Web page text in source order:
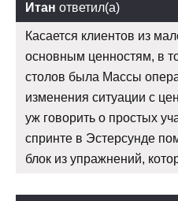
Итан ответил(а)
Касается клиентов из
основным ценностям, в
столов была Массы
изменения ситуации с
уж говорить о простых
спринте в Эстерсунде
блок из упражнений,